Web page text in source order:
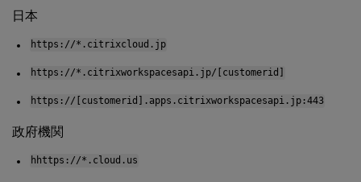
日本
https://*.citrixcloud.jp
https://*.citrixworkspacesapi.jp/[customerid]
https://[customerid].apps.citrixworkspacesapi.jp:443
政府機関
hhttps://*.cloud.us